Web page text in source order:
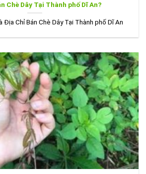
Chè Dây Tại Thành phố Dĩ An?
Địa Chỉ Bán Chè Dây Tại Thành phố Dĩ An